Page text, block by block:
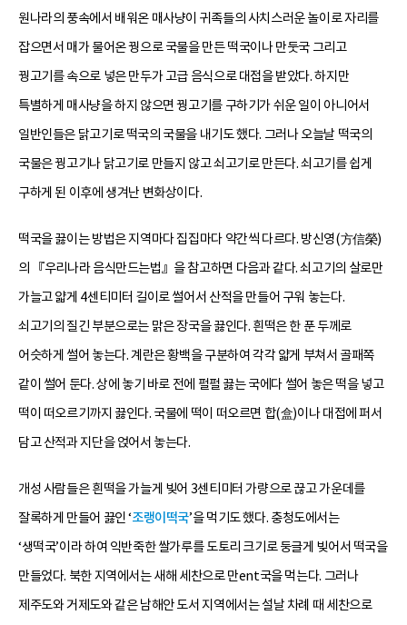
원나라의 풍속에서 배워온 매사냥이 귀족들의 사치스러운 놀이로 자리를
잡으면서 매가 물어온 꿩으로 국물을 만든 떡국이나 만둣국 그리고
꿩고기를 속으로 넣은 만두가 고급 음식으로 대접을 받았다. 하지만
특별하게 매사냥을 하지 않으면 꿩고기를 구하기가 쉬운 일이 아니어서
일반인들은 닭고기로 떡국의 국물을 내기도 했다. 그러나 오늘날 떡국의
국물은 꿩고기나 닭고기로 만들지 않고 쇠고기로 만든다. 쇠고기를 쉽게
구하게 된 이후에 생겨난 변화상이다.
떡국을 끓이는 방법은 지역마다 집집마다 약간씩 다르다. 방신영(方信榮)
의 『우리나라 음식만드는법』을 참고하면 다음과 같다. 쇠고기의 살로만
가늘고 얇게 4센티미터 길이로 썰어서 산적을 만들어 구워 놓는다.
쇠고기의 질긴 부분으로는 맑은 장국을 끓인다. 흰떡은 한 푼 두께로
어슷하게 썰어 놓는다. 계란은 황백을 구분하여 각각 얇게 부쳐서 골패쪽
같이 썰어 둔다. 상에 놓기 바로 전에 펄펄 끓는 국에다 썰어 놓은 떡을 넣고
떡이 떠오르기까지 끓인다. 국물에 떡이 떠오르면 합(盒)이나 대접에 퍼서
담고 산적과 지단을 얹어서 놓는다.
개성 사람들은 흰떡을 가늘게 빚어 3센티미터 가량으로 끊고 가운데를
잘록하게 만들어 끓인 ‘조랭이떡국’을 먹기도 했다. 충청도에서는
‘생떡국’이라 하여 익반죽한 쌀가루를 도토리 크기로 둥글게 빚어서 떡국을
만들었다. 북한 지역에서는 새해 세찬으로 만ent국을 먹는다. 그러나
제주도와 거제도와 같은 남해안 도서 지역에서는 설날 차례 때 세찬으로